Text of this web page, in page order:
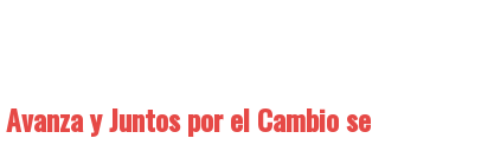
y Juntos por el Cambio se